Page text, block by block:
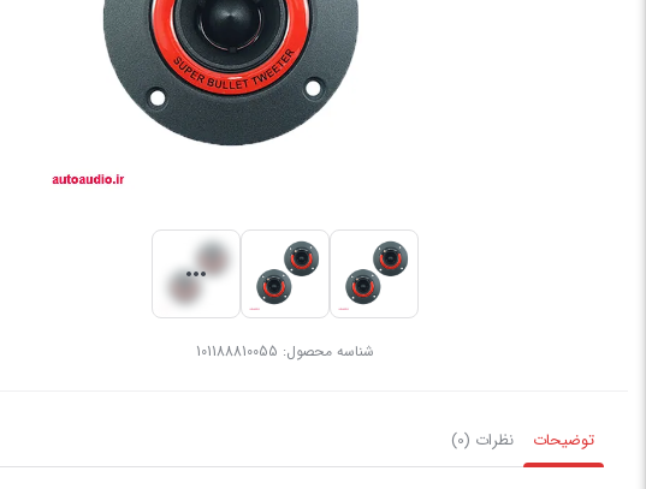
شناسه محصول: 101188810055
توضیحات نظرات (0)